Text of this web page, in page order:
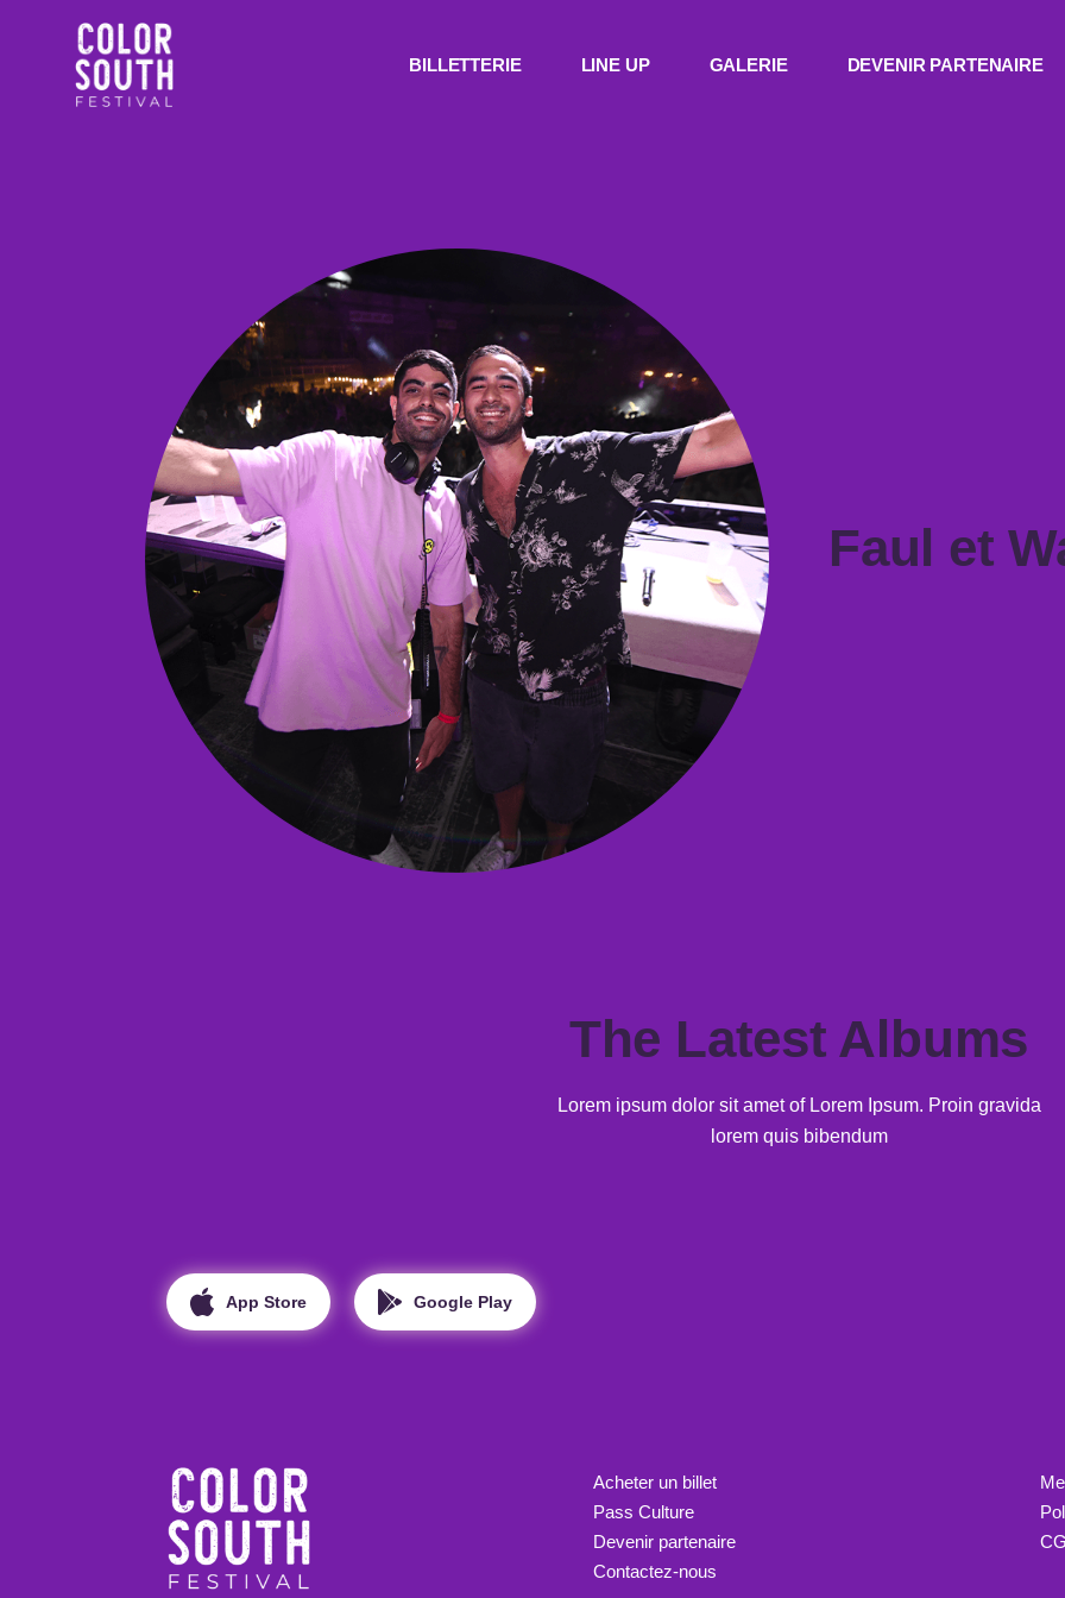
BILLETTERIE LINE UP GALERIE DEVENIR PARTENAIRE
Faul et
The Latest Albums
Lorem ipsum dolor sit amet of Lorem Ipsum. Proin gravida
lorem quis bibendum
App Store Google Play
Acheter un billet
Pass Culture
Devenir partenaire
Contactez-nous